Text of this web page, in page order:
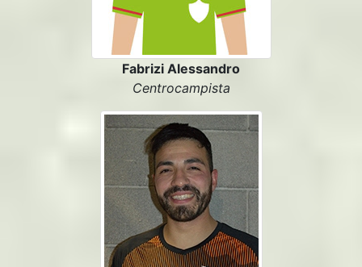
Fabrizi Alessandro
Centrocampista